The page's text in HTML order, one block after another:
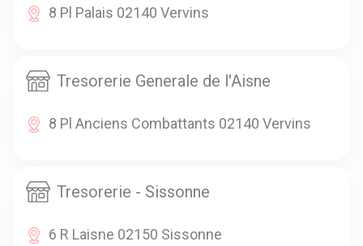
8 Pl Palais 02140 Vervins
Tresorerie Generale de l'Aisne
8 Pl Anciens Combattants 02140 Vervins
Tresorerie - Sissonne
6 R Laisne 02150 Sissonne